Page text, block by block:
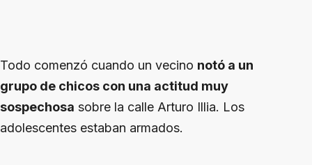
Todo comenzó cuando un vecino notó a un
grupo de chicos con una actitud muy
sospechosa sobre la calle Arturo Illia. Los
adolescentes estaban armados.